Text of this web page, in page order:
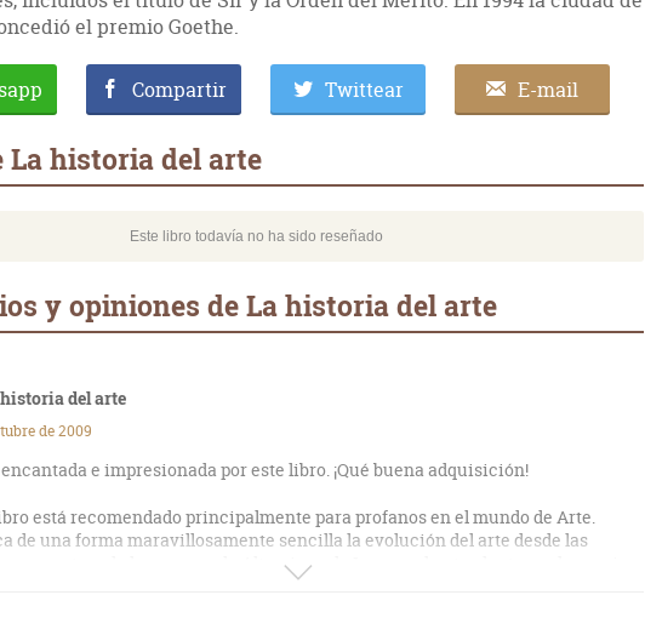
el premio Goethe.
Compartir Twittear E-mail
La historia del arte
Este libro todavía no ha sido reseñado
y opiniones de La historia del arte
del arte
de 2009
e impresionada por este libro. ¡Qué buena adquisición!
está recomendado principalmente para profanos en el mundo de Arte.
de una forma maravillosamente sencilla la evolución del arte desde las
rupestres de las cuevas de Altamira y de Lascaux hasta el arte moderno sin